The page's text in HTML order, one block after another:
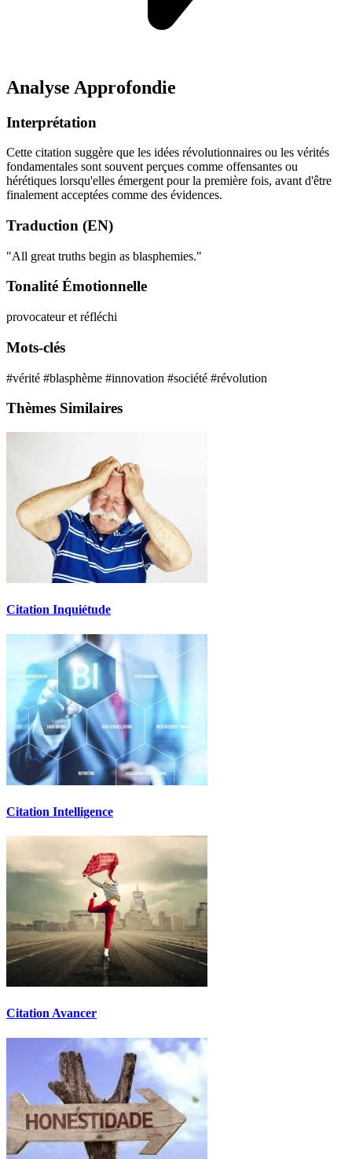
Analyse Approfondie
Interprétation
Cette citation suggère que les idées révolutionnaires ou les vérités
fondamentales sont souvent perçues comme offensantes ou
hérétiques lorsqu'elles émergent pour la première fois, avant d'être
finalement acceptées comme des évidences.
Traduction (EN)
"All great truths begin as blasphemies."
Tonalité Émotionnelle
provocateur et réfléchi
Mots-clés
#vérité #blasphème #innovation #société #révolution
Thèmes Similaires
Citation Inquiétude
Citation Intelligence
Citation Avancer